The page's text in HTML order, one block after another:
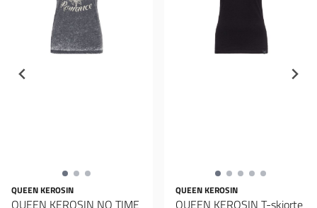
QUEEN KEROSIN
QUEEN KEROSIN NO TIME
QUEEN KEROSIN
QUEEN KEROSIN T-skjorte